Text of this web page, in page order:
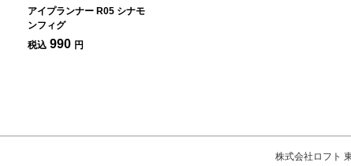
アイプランナー R05 シナモ
ンフィグ
税込 990 円
株式会社ロフト